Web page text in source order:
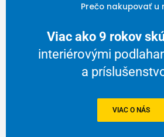
Prečo nakupovať u
Viac ako 9 rokov
interiérovými
a
VIAC O NÁS